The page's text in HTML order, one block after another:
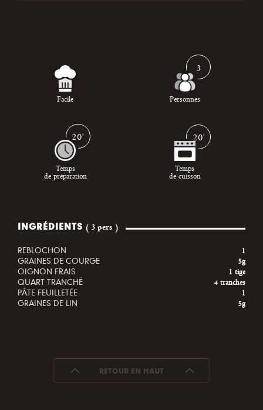
Facile
3
Personnes
20'
Temps
de préparation
20'
Temps
de cuisson
INGRÉDIENTS ( 3 pers )
REBLOCHON 1
GRAINES DE COURGE 5g
OIGNON FRAIS 1 tige
QUART TRANCHÉ 4 tranches
PÂTE FEUILLETÉE 1
GRAINES DE LIN 5g
RETOUR EN HAUT